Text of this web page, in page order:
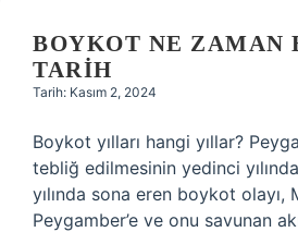
BOYKOT NE ZAMAN
TARIH
Tarih: Kasım 2, 2024
Boykot yılları hangi yıllar?
tebliğ edilmesinin yedinci
yılında sona eren boykot olayı,
Peygamber’e ve onu savunan